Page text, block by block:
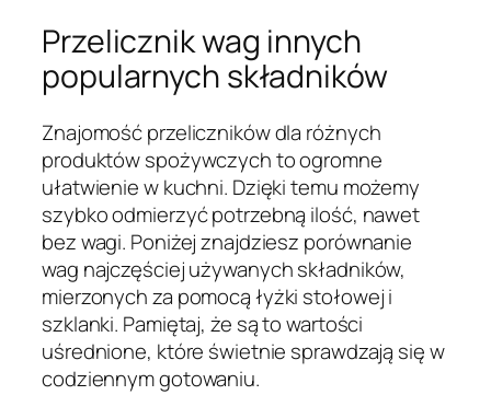
Przelicznik wag innych
popularnych składników
Znajomość przeliczników dla różnych
produktów spożywczych to ogromne
ułatwienie w kuchni. Dzięki temu możemy
szybko odmierzyć potrzebną ilość, nawet
bez wagi. Poniżej znajdziesz porównanie
wag najczęściej używanych składników,
mierzonych za pomocą łyżki stołowej i
szklanki. Pamiętaj, że są to wartości
uśrednione, które świetnie sprawdzają się w
codziennym gotowaniu.